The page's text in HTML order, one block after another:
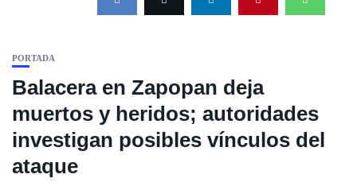
PORTADA
Balacera en Zapopan deja
muertos y heridos; autoridades
investigan posibles vínculos del
ataque